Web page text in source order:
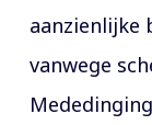
aanzienlijke
vanwege